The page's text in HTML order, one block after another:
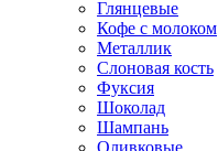
Глянцевые
Кофе с молоком
Металлик
Слоновая кость
Фуксия
Шоколад
Шампань
Оливковые